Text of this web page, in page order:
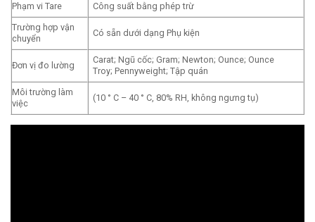
Phạm vi Tare
Công suất bằng phép trừ
Trường hợp vận
chuyển
Có sẵn dưới dạng Phụ kiện
Đơn vị đo lường
Carat; Ngũ cốc; Gram; Newton; Ounce; Ounce
Troy; Pennyweight; Tập quán
Môi trường làm
việc
(10 ° C – 40 ° C, 80% RH, không ngưng tụ)